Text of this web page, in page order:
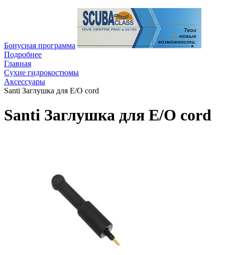
Бонусная программа
Подробнее
Главная
Сухие гидрокостюмы
Аксессуары
Santi Заглушка для E/O cord
Santi Заглушка для E/O cord